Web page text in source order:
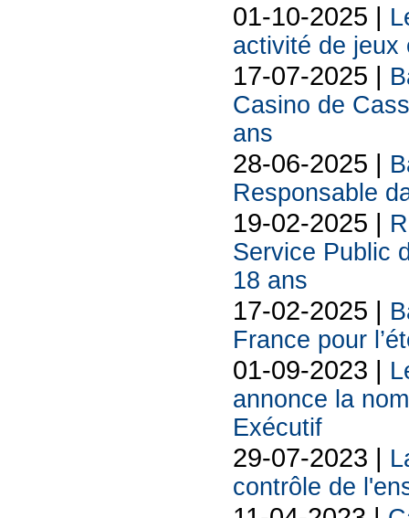
01-10-2025 |
activité de jeux
17-07-2025 |
Casino de
ans
28-06-2025 |
Responsable
19-02-2025 |
Service Public
18 ans
17-02-2025 |
France pour
01-09-2023 |
annonce la
Exécutif
29-07-2023 |
contrôle de